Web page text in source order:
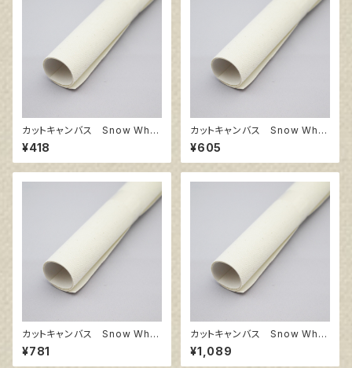
カットキャンバス Snow Whit
e SPC F4
¥418
カットキャンバス Snow Whit
e SPC F6
¥605
カットキャンバス Snow Whit
e SPC F8
¥781
カットキャンバス Snow Whit
e SPC F10
¥1,089